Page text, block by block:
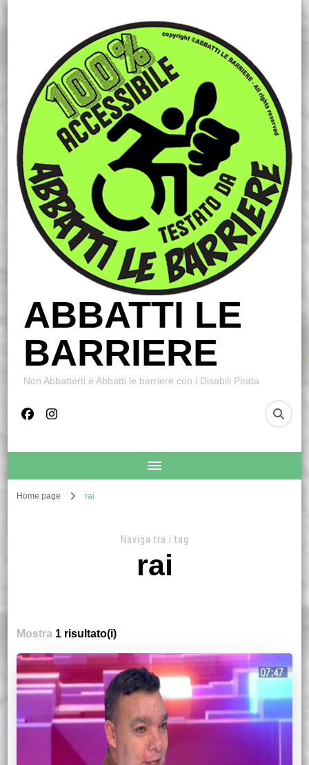
ABBATTI LE
BARRIERE
Non Abbatterti e Abbatti le barriere con i Disabili Pirata
Home page rai
Naviga tra i tag
rai
Mostra 1 risultato(i)